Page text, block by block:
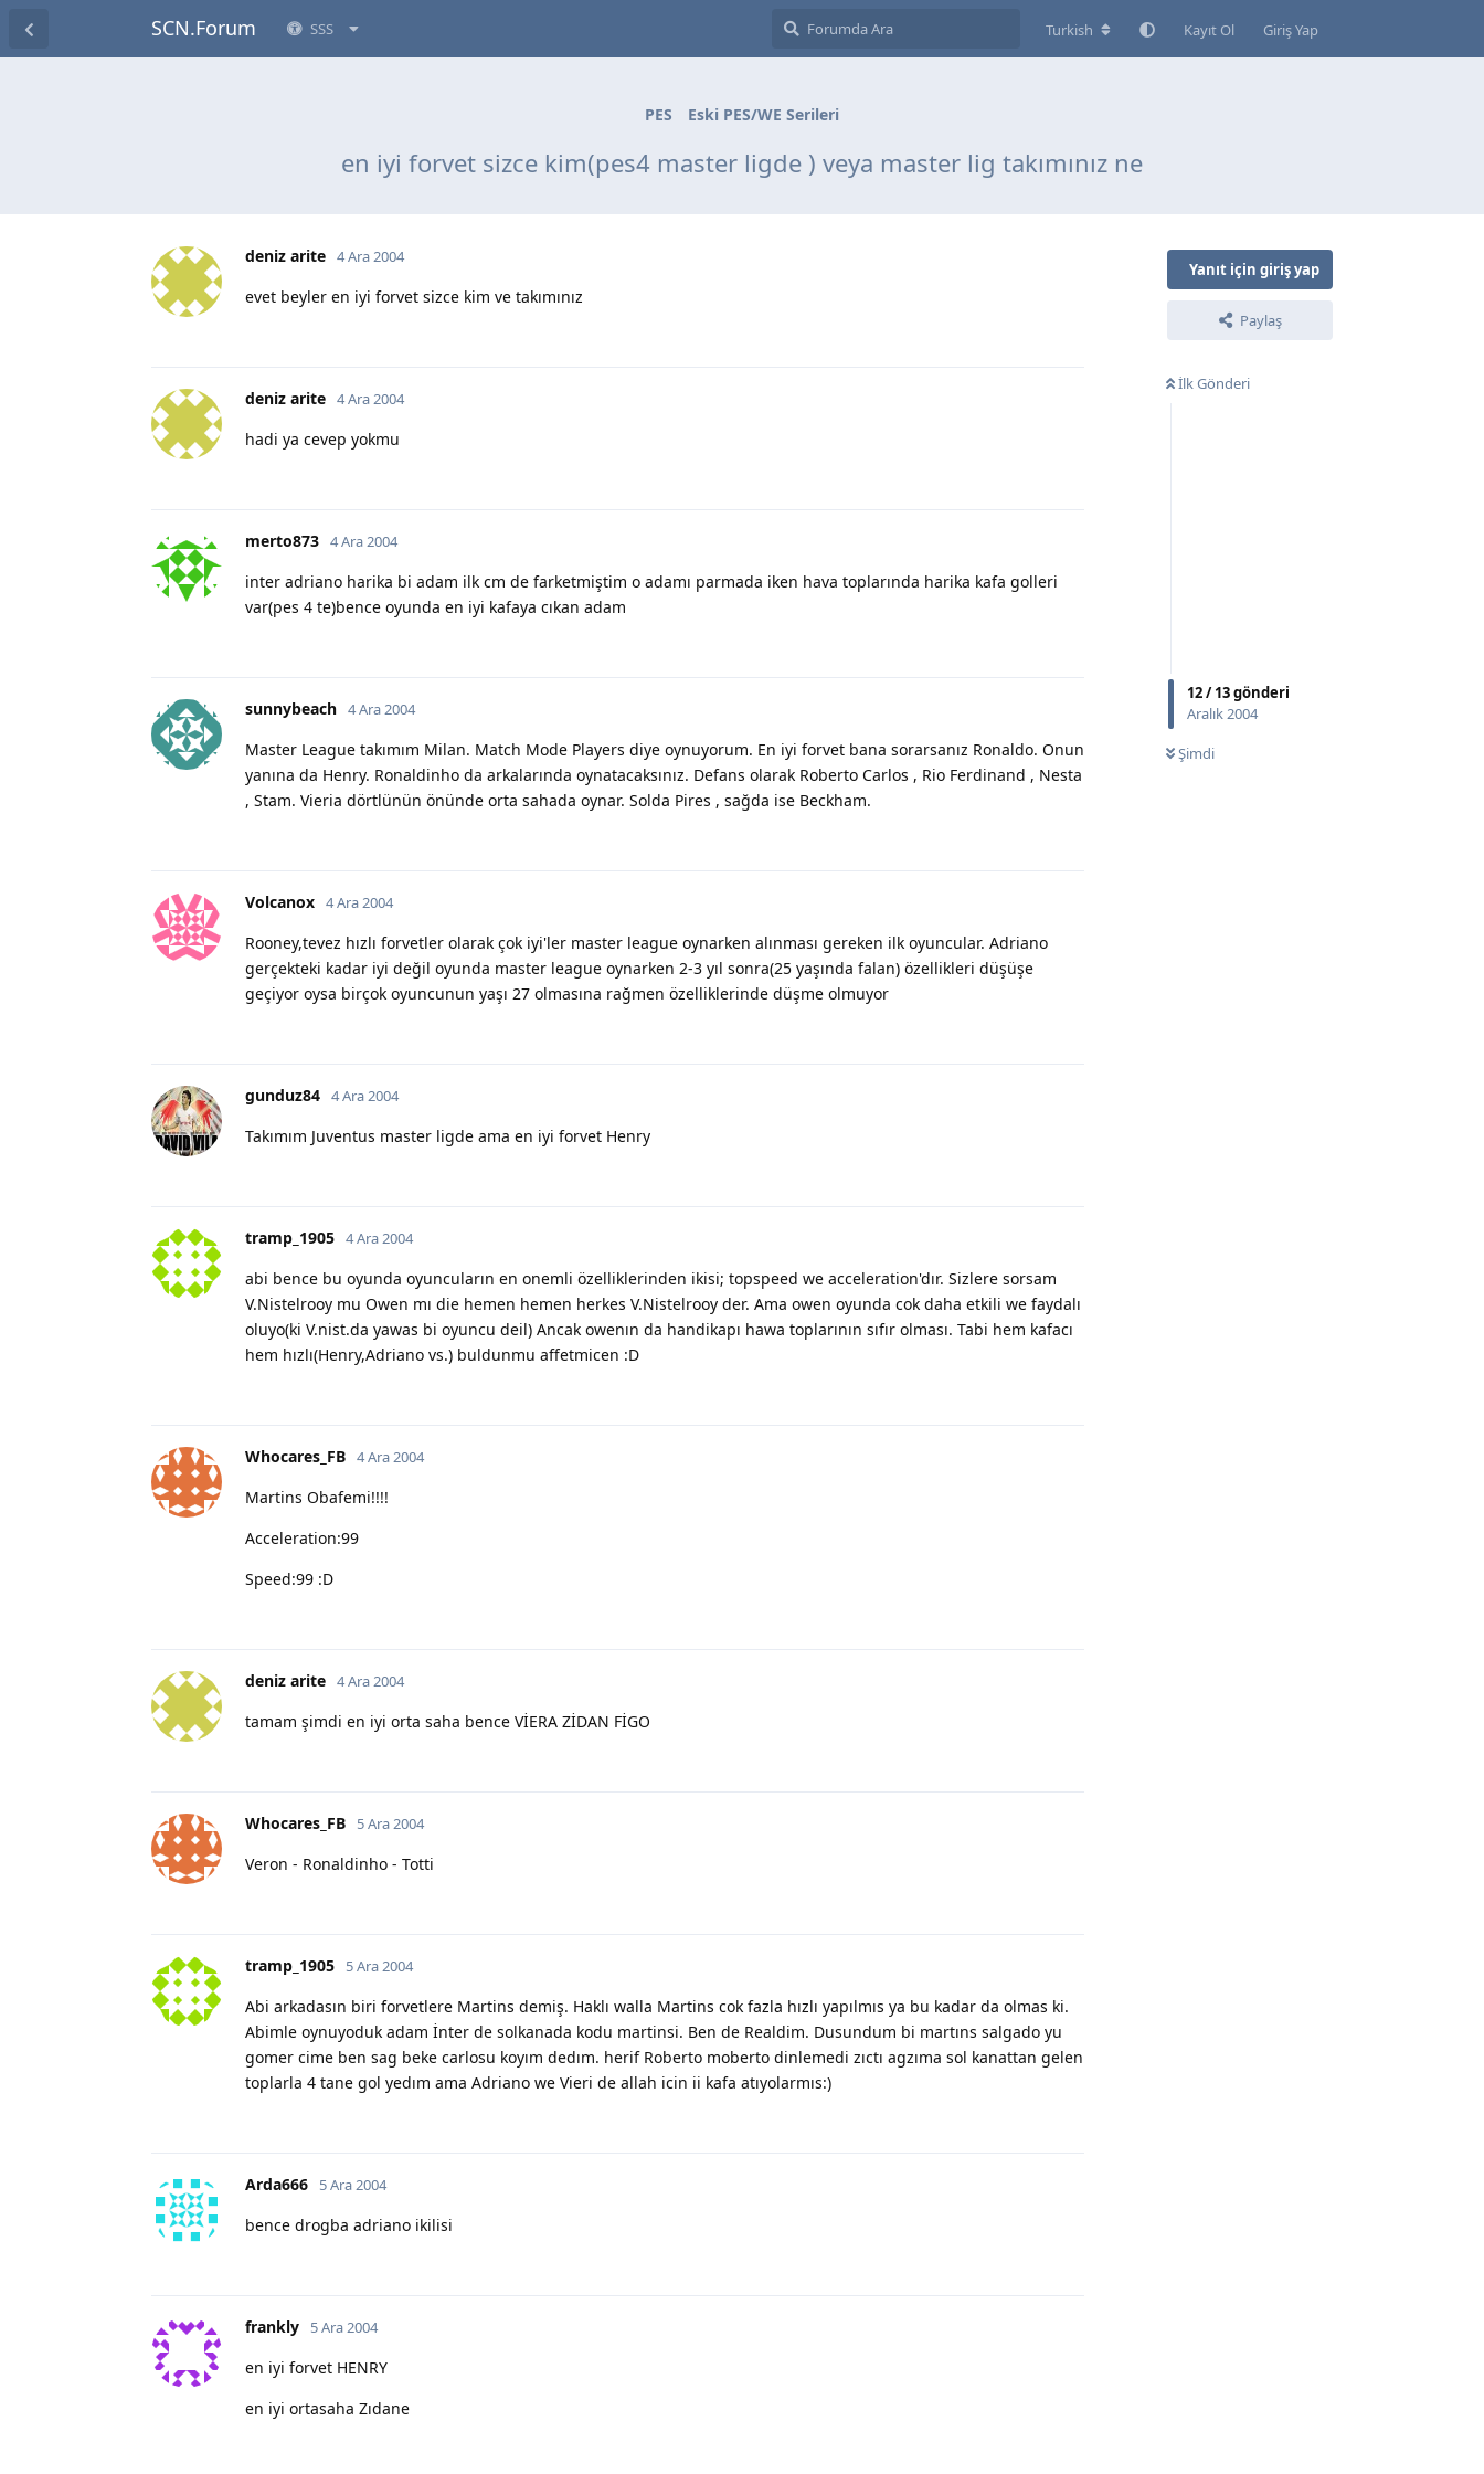
SCN.Forum SSS Turkish Kayıt Ol Giriş Yap
PES Eski PES/WE Serileri
en iyi forvet sizce kim(pes4 master ligde ) veya master lig takımınız ne
Yanıt için giriş yap
Paylaş
İlk Gönderi
12/13gönderi
Aralık 2004
Şimdi
deniz arite 4 Ara 2004
evet beyler en iyi forvet sizce kim ve takımınız
deniz arite 4 Ara 2004
hadi ya cevep yokmu
merto873 4 Ara 2004
inter adriano harika bi adam ilk cm de farketmiştim o adamı parmada iken hava toplarında harika kafa golleri
var(pes 4 te)bence oyunda en iyi kafaya cıkan adam
sunnybeach 4 Ara 2004
Master League takımım Milan. Match Mode Players diye oynuyorum. En iyi forvet bana sorarsanız Ronaldo. Onun
yanına da Henry. Ronaldinho da arkalarında oynatacaksınız. Defans olarak Roberto Carlos , Rio Ferdinand , Nesta
, Stam. Vieria dörtlünün önünde orta sahada oynar. Solda Pires , sağda ise Beckham.
Volcanox 4 Ara 2004
Rooney,tevez hızlı forvetler olarak çok iyi'ler master league oynarken alınması gereken ilk oyuncular. Adriano
gerçekteki kadar iyi değil oyunda master league oynarken 2-3 yıl sonra(25 yaşında falan) özellikleri düşüşe
geçiyor oysa birçok oyuncunun yaşı 27 olmasına rağmen özelliklerinde düşme olmuyor
gunduz84 4 Ara 2004
Takımım Juventus master ligde ama en iyi forvet Henry
tramp_1905 4 Ara 2004
abi bence bu oyunda oyuncuların en onemli özelliklerinden ikisi; topspeed we acceleration'dır. Sizlere sorsam
V.Nistelrooy mu Owen mı die hemen hemen herkes V.Nistelrooy der. Ama owen oyunda cok daha etkili we faydalı
oluyo(ki V.nist.da yawas bi oyuncu deil) Ancak owenın da handikapı hawa toplarının sıfır olması. Tabi hem kafacı
hem hızlı(Henry,Adriano vs.) buldunmu affetmicen :D
Whocares_FB 4 Ara 2004
Martins Obafemi!!!!
Acceleration:99
Speed:99 :D
deniz arite 4 Ara 2004
tamam şimdi en iyi orta saha bence VİERA ZİDAN FİGO
Whocares_FB 5 Ara 2004
Veron - Ronaldinho - Totti
tramp_1905 5 Ara 2004
Abi arkadasın biri forvetlere Martins demiş. Haklı walla Martins cok fazla hızlı yapılmıs ya bu kadar da olmas ki.
Abimle oynuyoduk adam İnter de solkanada kodu martinsi. Ben de Realdim. Dusundum bi martıns salgado yu
gomer cime ben sag beke carlosu koyım dedım. herif Roberto moberto dinlemedi zıctı agzıma sol kanattan gelen
toplarla 4 tane gol yedım ama Adriano we Vieri de allah icin ii kafa atıyolarmıs:)
Arda666 5 Ara 2004
bence drogba adriano ikilisi
frankly 5 Ara 2004
en iyi forvet HENRY
en iyi ortasaha Zıdane